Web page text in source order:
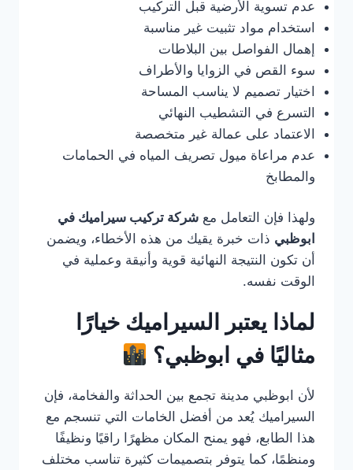
عدم تسوية الأرضية قبل التركيب
استخدام مواد تثبيت غير مناسبة
إهمال الفواصل بين البلاطات
سوء القص في الزوايا والأطراف
اختيار تصميم لا يناسب المساحة
التسرع في التشطيب النهائي
الاعتماد على عمالة غير متخصصة
عدم مراعاة ميول تصريف المياه في الحمامات
والمطابخ
ولهذا فإن التعامل مع شركة تركيب سيراميك في
ابوظبي ذات خبرة يقيك من هذه الأخطاء، ويضمن
أن تكون النتيجة النهائية قوية وأنيقة وعملية في
الوقت نفسه.
لماذا يعتبر السيراميك خيارًا
مثاليًا في ابوظبي؟
لأن ابوظبي مدينة تجمع بين الحداثة والفخامة، فإن
السيراميك يُعد من أفضل الخامات التي تنسجم مع
هذا الطابع، فهو يمنح المكان مظهرًا راقيًا ونظيفًا
ومنظمًا، كما يتوفر بتصميمات كثيرة تناسب مختلف